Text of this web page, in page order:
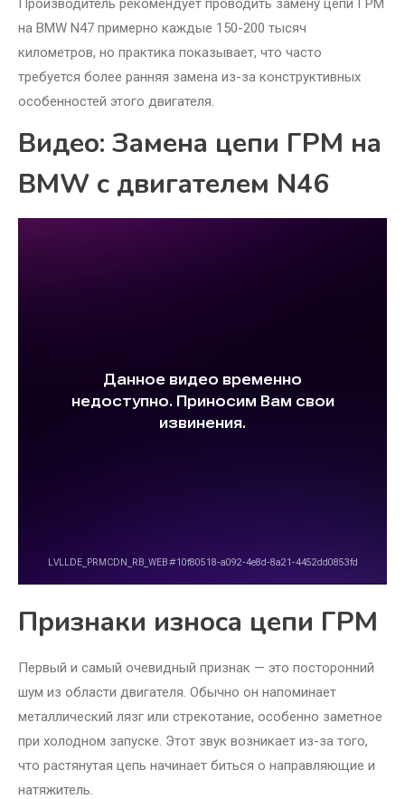
Производитель рекомендует проводить замену цепи ГРМ
на BMW N47 примерно каждые 150-200 тысяч
километров, но практика показывает, что часто
требуется более ранняя замена из-за конструктивных
особенностей этого двигателя.
Видео: Замена цепи ГРМ на
BMW с двигателем N46
Признаки износа цепи ГРМ
Первый и самый очевидный признак — это посторонний
шум из области двигателя. Обычно он напоминает
металлический лязг или стрекотание, особенно заметное
при холодном запуске. Этот звук возникает из-за того,
что растянутая цепь начинает биться о направляющие и
натяжитель.